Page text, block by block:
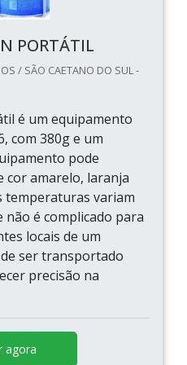
PORTÁTIL
/ SÃO CAETANO DO SUL -
é um equipamento
com 380g e um
pode
cor amarelo, laranja
temperaturas variam
não é complicado para
locais de um
ser transportado
precisão na
agora